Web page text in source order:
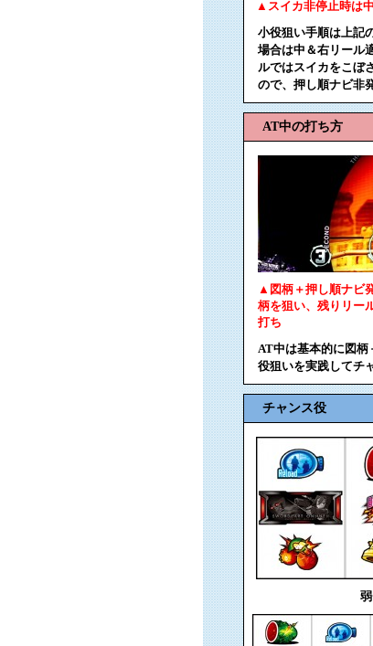
▲スイカ非停止時は
小役狙い手順は上記
場合は中＆右リール
ルではスイカをこぼ
ので、押し順ナビ非
AT中の打ち方
▲図柄＋押し順ナビ
柄を狙い、残りリー
打ち
AT中は基本的に図柄
役狙いを実践してチ
チャンス役